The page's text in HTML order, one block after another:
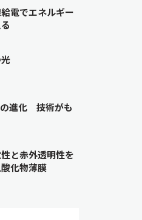
電でエネルギー
の進化 技術がも
と赤外透明性を
化物薄膜